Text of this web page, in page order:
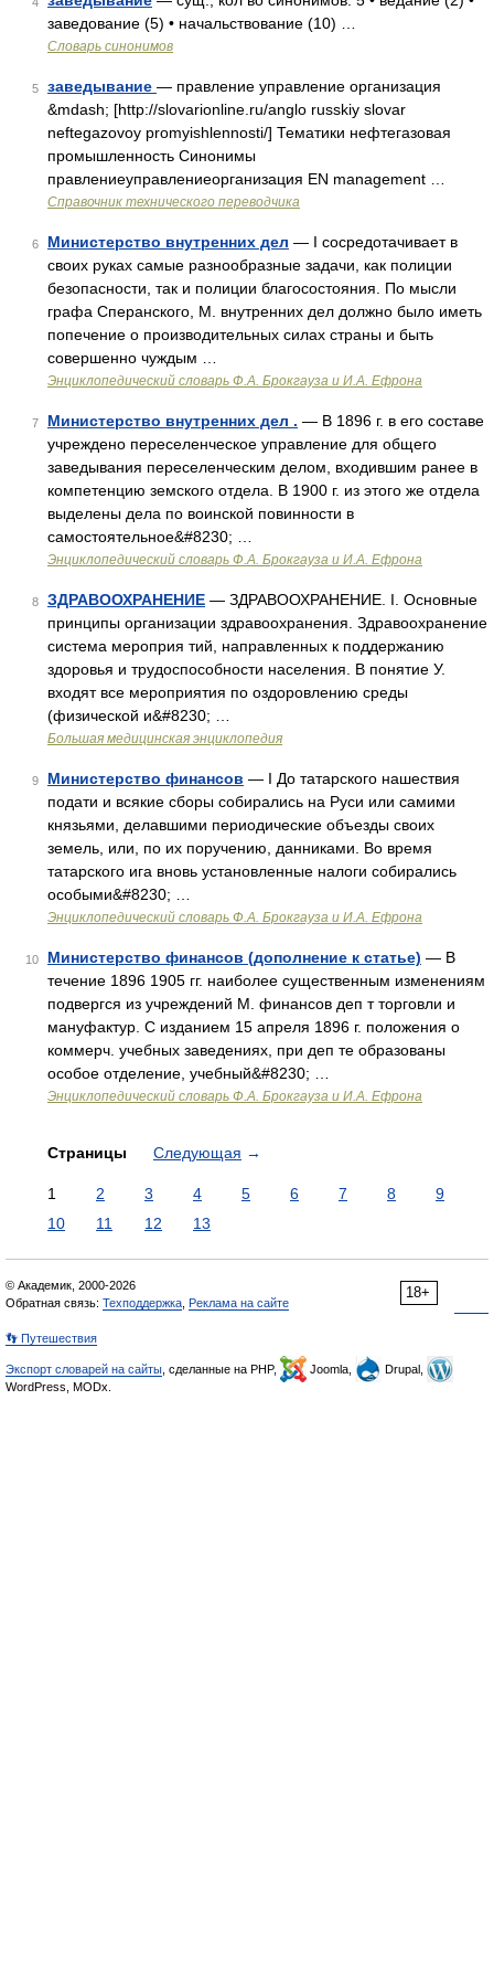
заведование (5) • начальствование (10) …
Словарь синонимов
5 заведывание — правление управление организация
&mdash; [http://slovarionline.ru/anglo russkiy slovar
neftegazovoy promyishlennosti/] Тематики нефтегазовая
промышленность Синонимы
правлениеуправлениеорганизация EN management …
Справочник технического переводчика
6 Министерство внутренних дел — I сосредотачивает в
своих руках самые разнообразные задачи, как полиции
безопасности, так и полиции благосостояния. По мысли
графа Сперанского, М. внутренних дел должно было иметь
попечение о производительных силах страны и быть
совершенно чуждым …
Энциклопедический словарь Ф.А. Брокгауза и И.А. Ефрона
7 Министерство внутренних дел . — В 1896 г. в его составе
учреждено переселенческое управление для общего
заведывания переселенческим делом, входившим ранее в
компетенцию земского отдела. В 1900 г. из этого же отдела
выделены дела по воинской повинности в
самостоятельное&#8230; …
Энциклопедический словарь Ф.А. Брокгауза и И.А. Ефрона
8 ЗДРАВООХРАНЕНИЕ — ЗДРАВООХРАНЕНИЕ. I. Основные
принципы организации здравоохранения. Здравоохранение
система мероприя тий, направленных к поддержанию
здоровья и трудоспособности населения. В понятие У.
входят все мероприятия по оздоровлению среды
(физической и&#8230; …
Большая медицинская энциклопедия
9 Министерство финансов — I До татарского нашествия
подати и всякие сборы собирались на Руси или самими
князьями, делавшими периодические объезды своих
земель, или, по их поручению, данниками. Во время
татарского ига вновь установленные налоги собирались
особыми&#8230; …
Энциклопедический словарь Ф.А. Брокгауза и И.А. Ефрона
10 Министерство финансов (дополнение к статье) — В
течение 1896 1905 гг. наиболее существенным изменениям
подвергся из учреждений М. финансов деп т торговли и
мануфактур. С изданием 15 апреля 1896 г. положения о
коммерч. учебных заведениях, при деп те образованы
особое отделение, учебный&#8230; …
Энциклопедический словарь Ф.А. Брокгауза и И.А. Ефрона
Страницы Следующая →
1 2 3 4 5 6 7 8
9
10
11 12 13
18+
© Академик, 2000-2026
Обратная связь: Техподдержка Реклама на сайте
👣 Путешествия
Экспорт словарей на сайты , сделанные на PHP, Joomla,
Drupal,
WordPress, MODx.